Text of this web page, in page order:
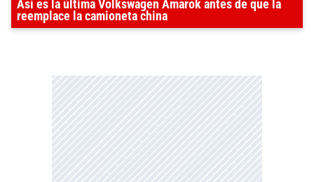
Así es la última Volkswagen Amarok antes de que la
reemplace la camioneta china